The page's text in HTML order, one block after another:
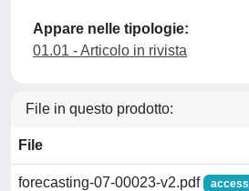
Appare nelle tipologie:
01.01 - Articolo in rivista
File in questo prodotto:
File
forecasting-07-00023-v2.pdf